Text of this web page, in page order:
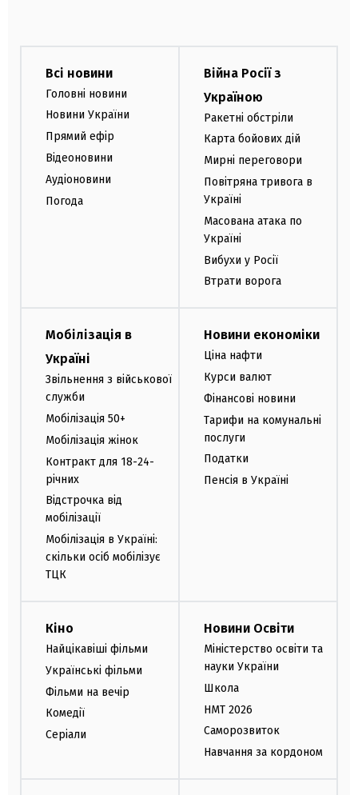
Всі новини
Головні новини
Новини України
Прямий ефір
Відеоновини
Аудіоновини
Погода
Війна Росії з
Україною
Ракетні обстріли
Карта бойових дій
Мирні переговори
Повітряна тривога в
Україні
Масована атака по
Україні
Вибухи у Росії
Втрати ворога
Мобілізація в
Україні
Звільнення з військової
служби
Мобілізація 50+
Мобілізація жінок
Контракт для 18-24-
річних
Відстрочка від
мобілізації
Мобілізація в Україні:
скільки осіб мобілізує
ТЦК
Новини економіки
Ціна нафти
Курси валют
Фінансові новини
Тарифи на комунальні
послуги
Податки
Пенсія в Україні
Кіно
Найцікавіші фільми
Українські фільми
Фільми на вечір
Комедії
Серіали
Новини Освіти
Міністерство освіти та
науки України
Школа
НМТ 2026
Саморозвиток
Навчання за кордоном